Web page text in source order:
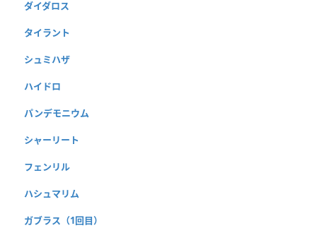
ダイダロス
タイラント
シュミハザ
ハイドロ
パンデモニウム
シャーリート
フェンリル
ハシュマリム
ガブラス（1回目）